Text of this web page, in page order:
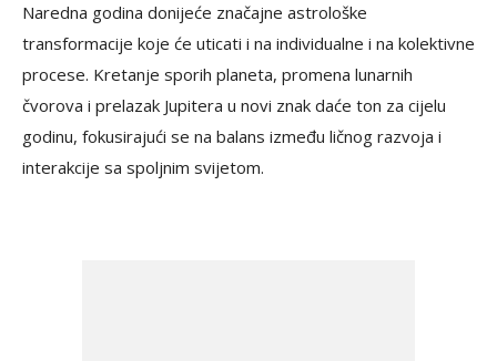
Naredna godina donijeće značajne astrološke
transformacije koje će uticati i na individualne i na kolektivne
procese. Kretanje sporih planeta, promena lunarnih
čvorova i prelazak Jupitera u novi znak daće ton za cijelu
godinu, fokusirajući se na balans između ličnog razvoja i
interakcije sa spoljnim svijetom.